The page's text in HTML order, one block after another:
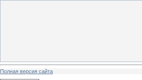
Полная версия сайта